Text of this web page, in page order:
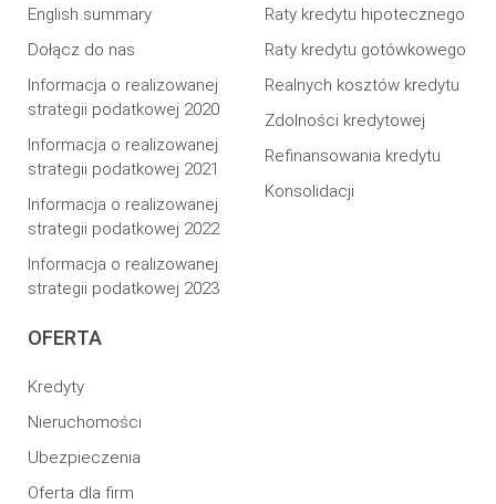
English summary
Dołącz do nas
Informacja o realizowanej
strategii podatkowej 2020
Informacja o realizowanej
strategii podatkowej 2021
Informacja o realizowanej
strategii podatkowej 2022
Informacja o realizowanej
strategii podatkowej 2023
OFERTA
Kredyty
Nieruchomości
Ubezpieczenia
Oferta dla firm
Raty kredytu hipotecznego
Raty kredytu gotówkowego
Realnych kosztów kredytu
Zdolności kredytowej
Refinansowania kredytu
Konsolidacji